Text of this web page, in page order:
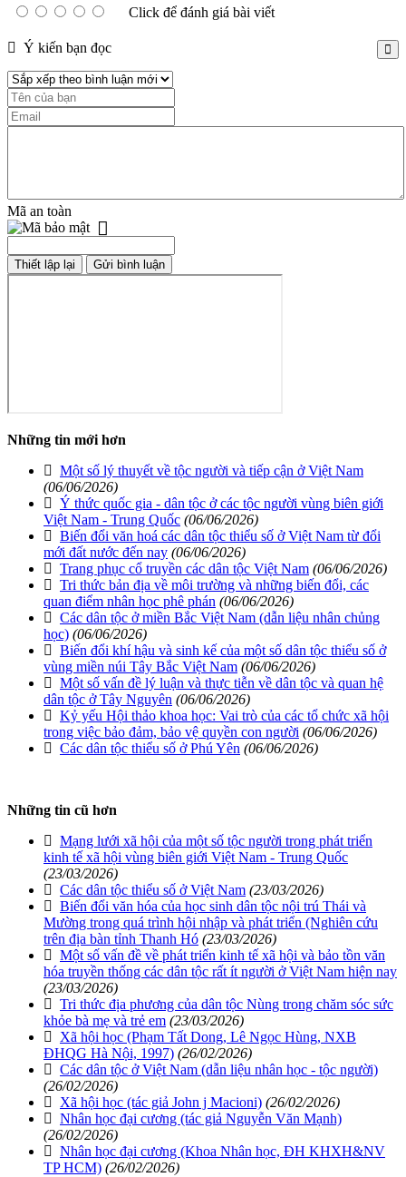
Click để đánh giá bài viết
Ý kiến bạn đọc
Mã an toàn
Những tin mới hơn
Một số lý thuyết về tộc người và tiếp cận ở Việt Nam
(06/06/2026)
Ý thức quốc gia - dân tộc ở các tộc người vùng biên giới
Việt Nam - Trung Quốc (06/06/2026)
Biến đổi văn hoá các dân tộc thiểu số ở Việt Nam từ đổi
mới đất nước đến nay (06/06/2026)
Trang phục cổ truyền các dân tộc Việt Nam (06/06/2026)
Tri thức bản địa về môi trường và những biến đổi, các
quan điểm nhân học phê phán (06/06/2026)
Các dân tộc ở miền Bắc Việt Nam (dẫn liệu nhân chủng
học) (06/06/2026)
Biến đổi khí hậu và sinh kế của một số dân tộc thiểu số ở
vùng miền núi Tây Bắc Việt Nam (06/06/2026)
Một số vấn đề lý luận và thực tiễn về dân tộc và quan hệ
dân tộc ở Tây Nguyên (06/06/2026)
Kỷ yếu Hội thảo khoa học: Vai trò của các tổ chức xã hội
trong việc bảo đảm, bảo vệ quyền con người (06/06/2026)
Các dân tộc thiểu số ở Phú Yên (06/06/2026)
Những tin cũ hơn
Mạng lưới xã hội của một số tộc người trong phát triển
kinh tế xã hội vùng biên giới Việt Nam - Trung Quốc
(23/03/2026)
Các dân tộc thiểu số ở Việt Nam (23/03/2026)
Biến đổi văn hóa của học sinh dân tộc nội trú Thái và
Mường trong quá trình hội nhập và phát triển (Nghiên cứu
trên địa bàn tỉnh Thanh Hó (23/03/2026)
Một số vấn đề về phát triển kinh tế xã hội và bảo tồn văn
hóa truyền thống các dân tộc rất ít người ở Việt Nam hiện nay
(23/03/2026)
Tri thức địa phương của dân tộc Nùng trong chăm sóc sức
khỏe bà mẹ và trẻ em (23/03/2026)
Xã hội học (Phạm Tất Dong, Lê Ngọc Hùng, NXB
ĐHQG Hà Nội, 1997) (26/02/2026)
Các dân tộc ở Việt Nam (dẫn liệu nhân học - tộc người)
(26/02/2026)
Xã hội học (tác giả John j Macioni) (26/02/2026)
Nhân học đại cương (tác giả Nguyễn Văn Mạnh)
(26/02/2026)
Nhân học đại cương (Khoa Nhân học, ĐH KHXH&NV
TP HCM) (26/02/2026)